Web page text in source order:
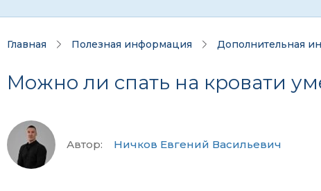
Главная Полезная информация Дополнительная
Можно ли спать на кровати
Автор: Ничков Евгений Васильевич